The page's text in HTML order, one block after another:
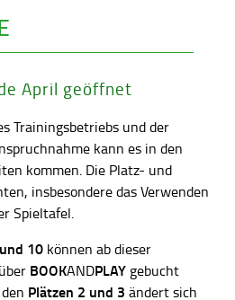
April geöffnet
Trainingsbetriebs und der
kann es in den
kommen. Die Platz- und
insbesondere das Verwenden
Spieltafel.
10 können ab dieser
BOOKANDPLAY gebucht
Plätzen 2 und 3 ändert sich